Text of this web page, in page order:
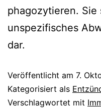
phagozytieren. Sie
unspezifisches
dar.
Veröffentlicht am 7.
Kategorisiert als
Verschlagwortet mit